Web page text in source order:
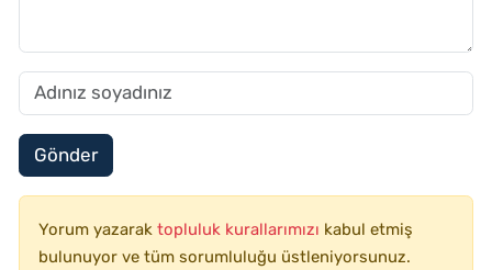
Gönder
Yorum yazarak topluluk kurallarımızı kabul etmiş
bulunuyor ve tüm sorumluluğu üstleniyorsunuz.